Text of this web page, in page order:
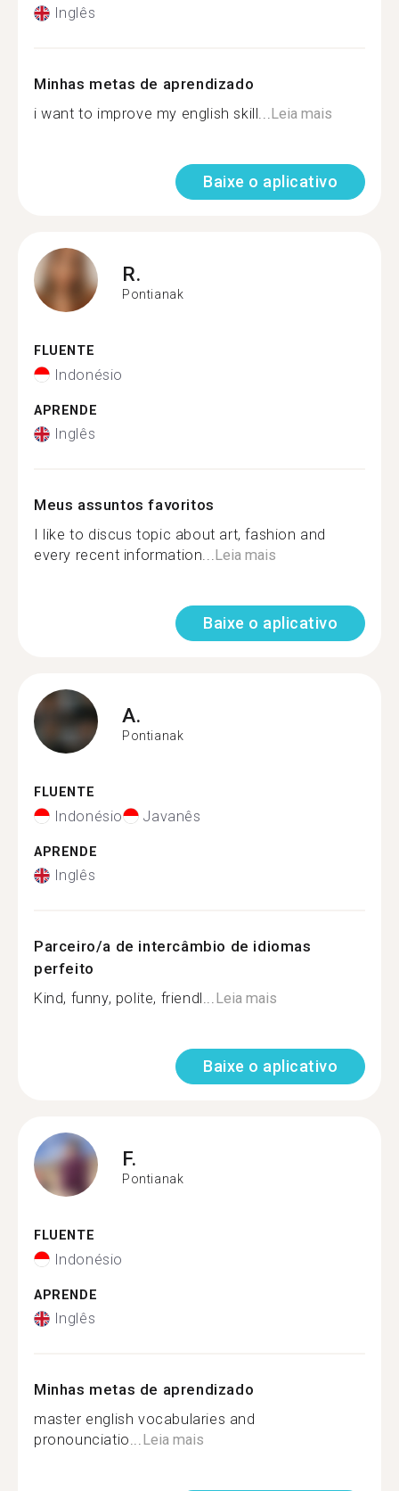
Inglês
Minhas metas de aprendizado
i want to improve my english skill...Leia mais
Baixe o aplicativo
R.
Pontianak
FLUENTE
Indonésio
APRENDE
Inglês
Meus assuntos favoritos
I like to discus topic about art, fashion and
every recent information...Leia mais
Baixe o aplicativo
A.
Pontianak
FLUENTE
Indonésio Javanês
APRENDE
Inglês
Parceiro/a de intercâmbio de idiomas
perfeito
Kind, funny, polite, friendl...Leia mais
Baixe o aplicativo
F.
Pontianak
FLUENTE
Indonésio
APRENDE
Inglês
Minhas metas de aprendizado
master english vocabularies and
pronounciatio...Leia mais